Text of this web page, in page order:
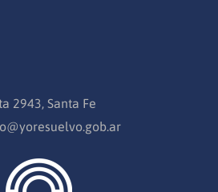
2943, Santa Fe